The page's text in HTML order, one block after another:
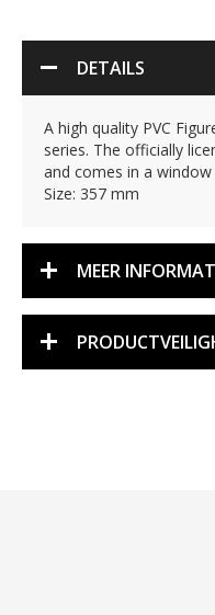
DETAILS
A high quality PVC
series. The officially
and comes in a window
Size: 357 mm
MEER